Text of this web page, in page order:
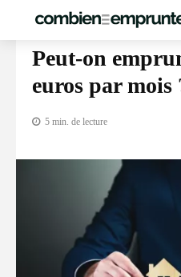
CALCUL CAPACITÉ D’EMPRUNT
Peut-on
euros par mois
5 min. de lecture